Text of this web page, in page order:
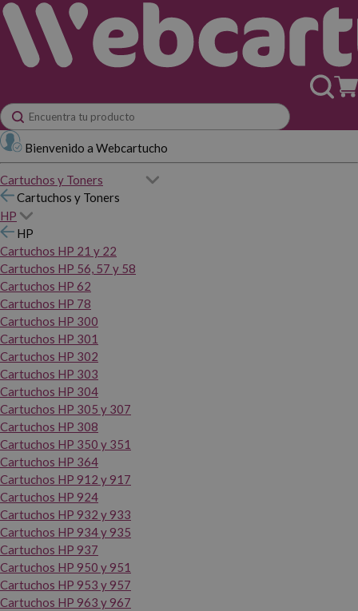
Bienvenido a Webcartucho
Cartuchos y Toners
Cartuchos y Toners
HP
HP
Cartuchos HP 21 y 22
Cartuchos HP 56, 57 y 58
Cartuchos HP 62
Cartuchos HP 78
Cartuchos HP 300
Cartuchos HP 301
Cartuchos HP 302
Cartuchos HP 303
Cartuchos HP 304
Cartuchos HP 305 y 307
Cartuchos HP 308
Cartuchos HP 350 y 351
Cartuchos HP 364
Cartuchos HP 912 y 917
Cartuchos HP 924
Cartuchos HP 932 y 933
Cartuchos HP 934 y 935
Cartuchos HP 937
Cartuchos HP 950 y 951
Cartuchos HP 953 y 957
Cartuchos HP 963 y 967